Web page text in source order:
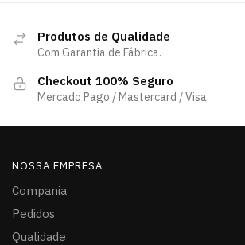
Produtos de Qualidade
Com Garantia de Fábrica.
Checkout 100% Seguro
Mercado Pago / Mastercard / Visa
NOSSA EMPRESA
Compania
Pedidos
Qualidade